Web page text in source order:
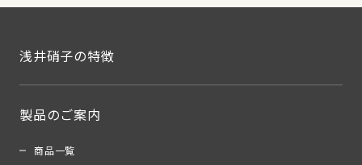
浅井硝子の特徴
製品のご案内
商品一覧